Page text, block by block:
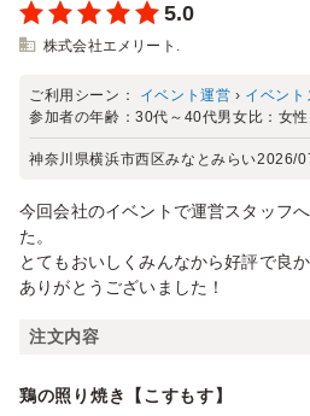
5.0
株式会社エメリート.
ご利用シーン： イベント運営 › イベント
参加者の年齢：30代～40代男女比： 女
神奈川県横浜市西区みなとみらい2026/
今回会社のイベントで運営スタッフ
た。
とてもおいしくみんなから好評で良
ありがとうございました！
注文内容
鶏の照り焼き【こすもす】